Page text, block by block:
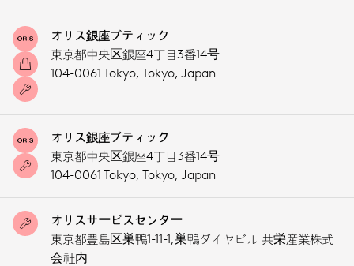
オリス銀座ブティック
東京都中央区銀座4丁目3番14号
104-0061 Tokyo, Tokyo, Japan
オリス銀座ブティック
東京都中央区銀座4丁目3番14号
104-0061 Tokyo, Tokyo, Japan
オリスサービスセンター
東京都豊島区巣鴨1-11-1,巣鴨ダイヤビル 共栄産業株式
会社内